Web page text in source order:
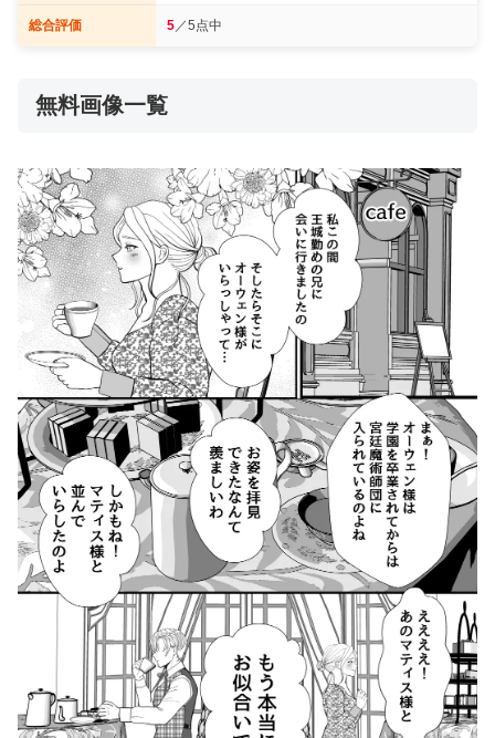
総合評価 5／5点中
無料画像一覧